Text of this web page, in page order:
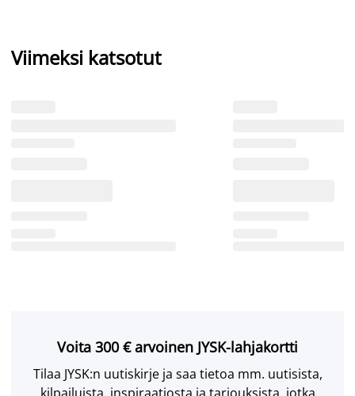
Viimeksi katsotut
Voita 300 € arvoinen JYSK-lahjakortti
Tilaa JYSK:n uutiskirje ja saa tietoa mm. uutisista,